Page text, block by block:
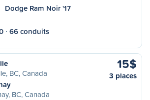
Dodge Ram Noir '17
66 conduits
BC, Canada
BC, Canada
15$
3 places